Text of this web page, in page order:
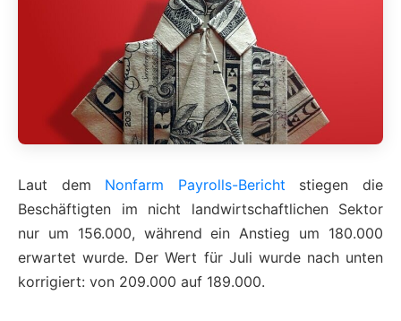
Laut dem Nonfarm Payrolls-Bericht stiegen die
Beschäftigten im nicht landwirtschaftlichen Sektor
nur um 156.000, während ein Anstieg um 180.000
erwartet wurde. Der Wert für Juli wurde nach unten
korrigiert: von 209.000 auf 189.000.